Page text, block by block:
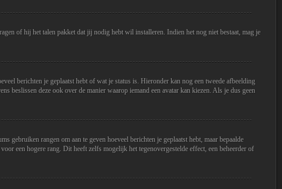
of hij het talen pakket dat jij nodig hebt wil installeren. Indien het nog niet bestaat, mag je
berichten je geplaatst hebt of wat je status is. Hieronder kan nog een tweede afbeelding
beslissen deze ook over de manier waarop iemand een avatar kan kiezen. Als je dus geen
rangen om aan te geven hoeveel berichten je geplaatst hebt, maar bepaalde
een hogere rang. Dit heeft zelfs mogelijk het tegenovergestelde effect, een beheerder of